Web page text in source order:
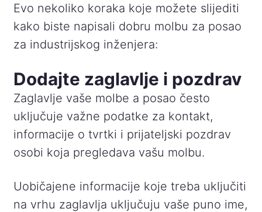
Evo nekoliko koraka koje možete slijediti
kako biste napisali dobru molbu za posao
za industrijskog inženjera:
Dodajte zaglavlje i pozdrav
Zaglavlje vaše molbe a posao često
uključuje važne podatke za kontakt,
informacije o tvrtki i prijateljski pozdrav
osobi koja pregledava vašu molbu.
Uobičajene informacije koje treba uključiti
na vrhu zaglavlja uključuju vaše puno ime,